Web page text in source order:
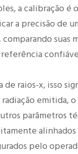
a calibração é
a precisão de
suas
de raios-x, isso
emitida,
parâmetros
alinhados
pelo